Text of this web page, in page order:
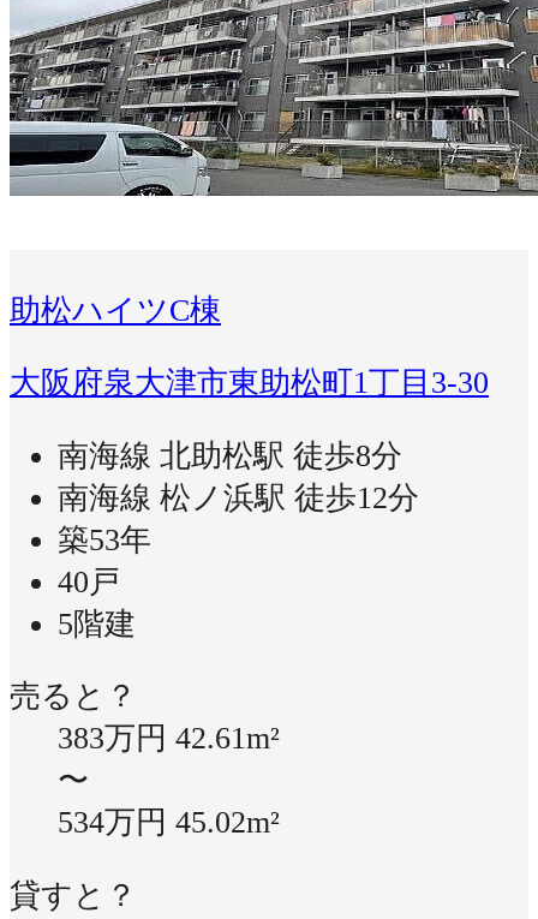
助松ハイツC棟
大阪府泉大津市東助松町1丁目3-30
南海線 北助松駅 徒歩8分
南海線 松ノ浜駅 徒歩12分
築53年
40戸
5階建
売ると？
383万円 42.61m²
〜
534万円 45.02m²
貸すと？